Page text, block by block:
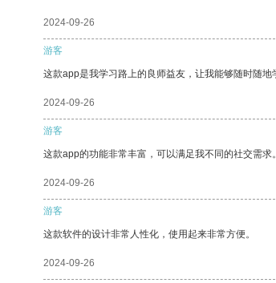
2024-09-26
游客
这款app是我学习路上的良师益友，让我能够随时随地
2024-09-26
游客
这款app的功能非常丰富，可以满足我不同的社交需求。
2024-09-26
游客
这款软件的设计非常人性化，使用起来非常方便。
2024-09-26